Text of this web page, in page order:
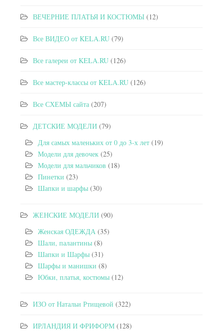
ВЕЧЕРНИЕ ПЛАТЬЯ И КОСТЮМЫ (12)
Все ВИДЕО от KELA.RU (79)
Все галереи от KELA.RU (126)
Все мастер-классы от KELA.RU (126)
Все СХЕМЫ сайта (207)
ДЕТСКИЕ МОДЕЛИ (79)
Для самых маленьких от 0 до 3-х лет (19)
Модели для девочек (25)
Модели для мальчиков (18)
Пинетки (23)
Шапки и шарфы (30)
ЖЕНСКИЕ МОДЕЛИ (90)
Женская ОДЕЖДА (35)
Шали, палантины (8)
Шапки и Шарфы (31)
Шарфы и манишки (8)
Юбки, платья, костюмы (12)
ИЗО от Натальи Ртищевой (322)
ИРЛАНДИЯ И ФРИФОРМ (128)